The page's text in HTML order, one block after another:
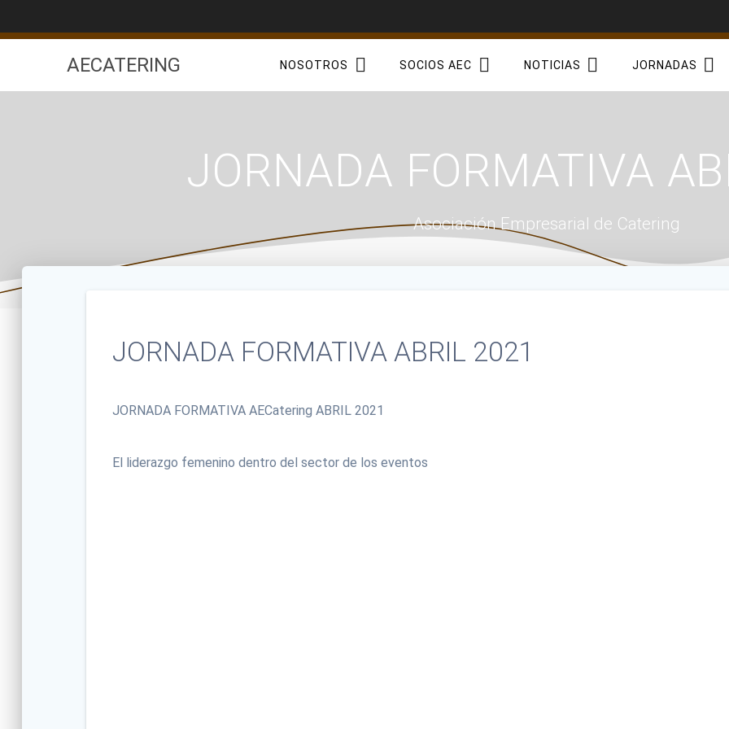
AECATERING NOSOTROS SOCIOS AEC NOTICIAS JORNADAS
JORNADA FORMATIVA
Asociación Empresarial de Catering
JORNADA FORMATIVA ABRIL 2021
JORNADA FORMATIVA AECatering ABRIL 2021
El liderazgo femenino dentro del sector de los eventos